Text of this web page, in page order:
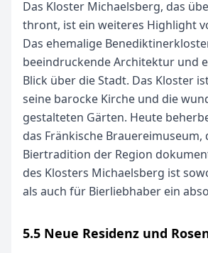
Das Kloster Michaelsberg, das
thront, ist ein weiteres Highlight
Das ehemalige
beeindruckende Architektur und
Blick über die Stadt. Das Kloster
seine barocke Kirche und die
gestalteten Gärten. Heute
das Fränkische Brauereimuseum,
Biertradition der Region
des Klosters Michaelsberg ist
als auch für Bierliebhaber ein
5.5 Neue Residenz und